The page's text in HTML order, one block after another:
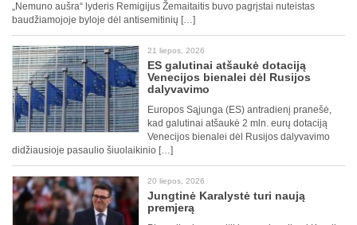
„Nemuno aušra“ lyderis Remigijus Žemaitaitis buvo pagrįstai nuteistas
baudžiamojoje byloje dėl antisemitinių […]
21 liepos, 2026
ES galutinai atšaukė dotaciją
Venecijos bienalei dėl Rusijos
dalyvavimo
Europos Sąjunga (ES) antradienį pranešė,
kad galutinai atšaukė 2 mln. eurų dotaciją
Venecijos bienalei dėl Rusijos dalyvavimo
didžiausioje pasaulio šiuolaikinio […]
20 liepos, 2026
Jungtinė Karalystė turi naują
premjerą